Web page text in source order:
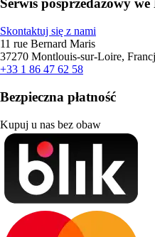
Serwis posprzedażowy
Skontaktuj się z nami
11 rue Bernard Maris
37270 Montlouis-sur-Loire,
+33 1 86 47 62 58
Bezpieczna płatność
Kupuj u nas bez obaw